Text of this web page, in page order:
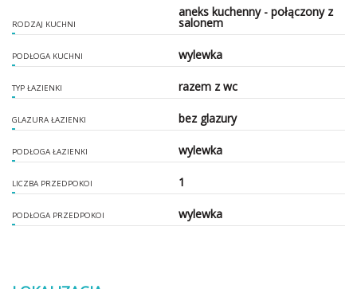
RODZAJ KUCHNI
aneks kuchenny - połączony z
salonem
PODŁOGA KUCHNI wylewka
TYP ŁAZIENKI razem z wc
GLAZURA ŁAZIENKI bez glazury
PODŁOGA ŁAZIENKI wylewka
LICZBA PRZEDPOKOI 1
PODŁOGA PRZEDPOKOI wylewka